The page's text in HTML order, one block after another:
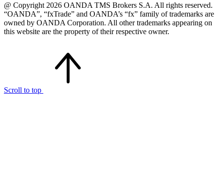
@ Copyright 2026 OANDA TMS Brokers S.A. All rights reserved.
“OANDA”, “fxTrade” and OANDA’s “fx” family of trademarks are
owned by OANDA Corporation. All other trademarks appearing on
this website are the property of their respective owner.
Scroll to top